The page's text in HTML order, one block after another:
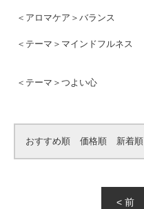
＜アロマケア＞バランス
＜テーマ＞マインドフルネス
＜テーマ＞つよい心
おすすめ順 価格順 新着順
< 前